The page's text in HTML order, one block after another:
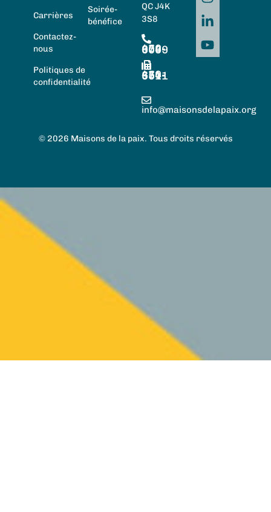
Carrières
Contactez-
nous
Politiques de
confidentialité
Soirée-
bénéfice
QC J4K
3S8
450-674-0059
450-674-5511
info@maisonsdelapaix.org
© 2026 Maisons de la paix. Tous droits réservés